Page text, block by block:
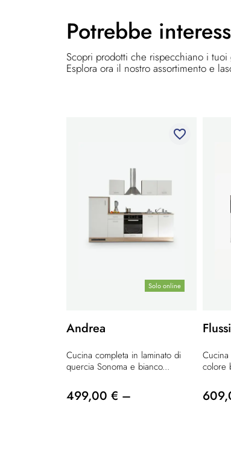
Potrebbe
Scopri prodotti che rispecchiano i
Esplora ora il nostro assortimento e
Solo online
favorite_border
Andrea
Cucina completa in laminato di
quercia Sonoma e bianco...
499,00 € –
colore